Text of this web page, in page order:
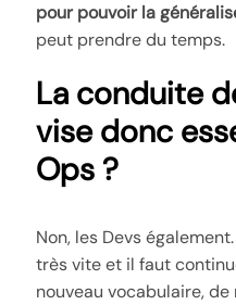
pour pouvoir la
peut prendre du temps.
La conduite
vise donc
Ops ?
Non, les Devs
très vite et il faut
nouveau vocabulaire,